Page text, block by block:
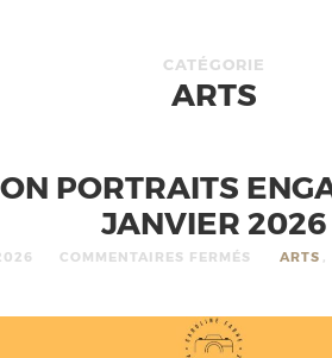
CATÉGORIE
ARTS
PORTRAITS
JANVIER 2026
COMMENTAIRES FERMÉS ARTS ,